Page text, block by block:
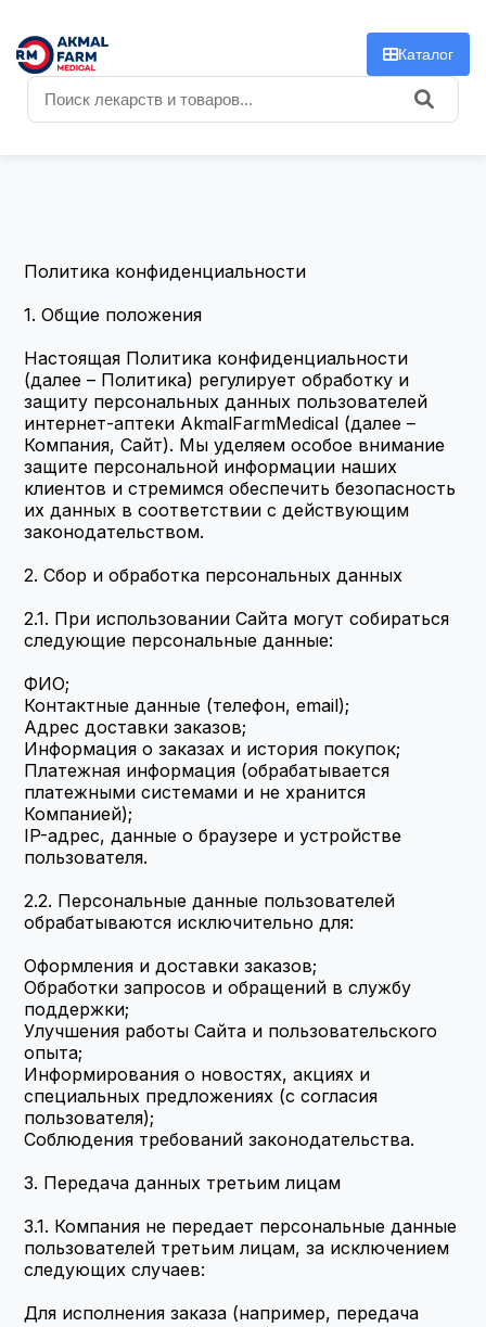
Каталог
Политика конфиденциальности
1. Общие положения
Настоящая Политика конфиденциальности
(далее – Политика) регулирует обработку и
защиту персональных данных пользователей
интернет-аптеки AkmalFarmMedical (далее –
Компания, Сайт). Мы уделяем особое внимание
защите персональной информации наших
клиентов и стремимся обеспечить безопасность
их данных в соответствии с действующим
законодательством.
2. Сбор и обработка персональных данных
2.1. При использовании Сайта могут собираться
следующие персональные данные:
ФИО;
Контактные данные (телефон, email);
Адрес доставки заказов;
Информация о заказах и история покупок;
Платежная информация (обрабатывается
платежными системами и не хранится
Компанией);
IP-адрес, данные о браузере и устройстве
пользователя.
2.2. Персональные данные пользователей
обрабатываются исключительно для:
Оформления и доставки заказов;
Обработки запросов и обращений в службу
поддержки;
Улучшения работы Сайта и пользовательского
опыта;
Информирования о новостях, акциях и
специальных предложениях (с согласия
пользователя);
Соблюдения требований законодательства.
3. Передача данных третьим лицам
3.1. Компания не передает персональные данные
пользователей третьим лицам, за исключением
следующих случаев:
Для исполнения заказа (например, передача